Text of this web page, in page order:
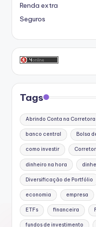
Renda extra
Seguros
Tags
Abrindo Conta na Corretora
banco central Bolsa
como investir
dinheiro na hora
Diversificação de Portfólio
economia empresa
ETFs financeira
fundos de investimento